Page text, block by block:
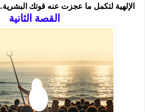
الإلهية لتكمل ما عجزت عنه قوتك البشرية.
القصة الثانية